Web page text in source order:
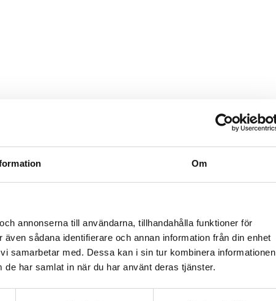
Om
annonserna till användarna, tillhandahålla funktioner för
sådana identifierare och annan information från din enhet
samarbetar med. Dessa kan i sin tur kombinera informationen
har samlat in när du har använt deras tjänster.
är stolta